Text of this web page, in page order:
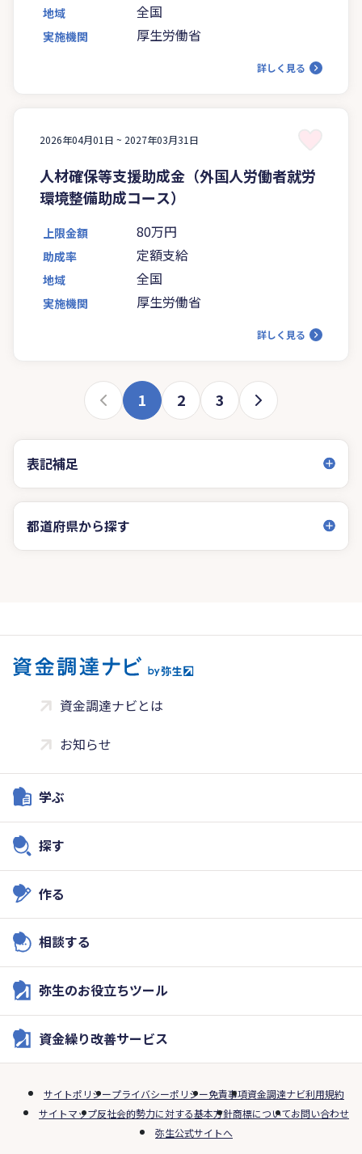
地域 全国
実施機関 厚生労働省
詳しく見る
2026年04月01日 ~ 2027年03月31日
人材確保等支援助成金（外国人労働者就労
環境整備助成コース）
上限金額 80万円
助成率 定額支給
地域 全国
実施機関 厚生労働省
詳しく見る
1 2 3
表記補足
都道府県から探す
資金調達ナビとは
お知らせ
学ぶ
探す
作る
相談する
弥生のお役立ちツール
資金繰り改善サービス
サイトポリシープライバシーポリシー免責事項資金調達ナビ利用規約
サイトマップ反社会的勢力に対する基本方針商標についてお問い合わせ
弥生公式サイトへ